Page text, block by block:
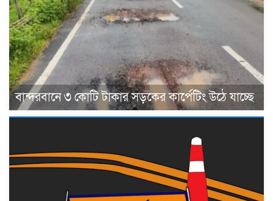
বান্দরবানে ৩ কোটি টাকার সড়কের কার্পেটিং উঠে যাচ্ছে